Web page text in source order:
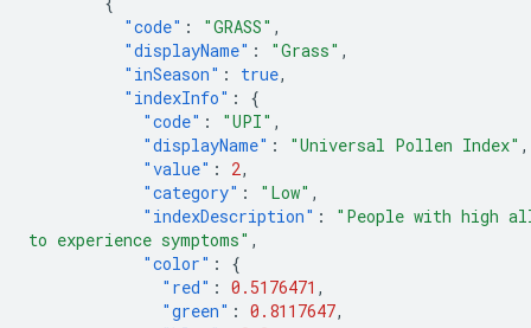
"code" : "GRASS" ,
"displayName" : "Grass" ,
"inSeason" : true,
"indexInfo" :
{
"code" : "UPI" ,
"displayName" : "Universal Pollen Index" ,
"value" : 2,
"category" : "Low" ,
"indexDescription" :
"People with high
to experience symptoms" ,
"color" :
{
"red" : 0.5176471 ,
"green" : 0.8117647,